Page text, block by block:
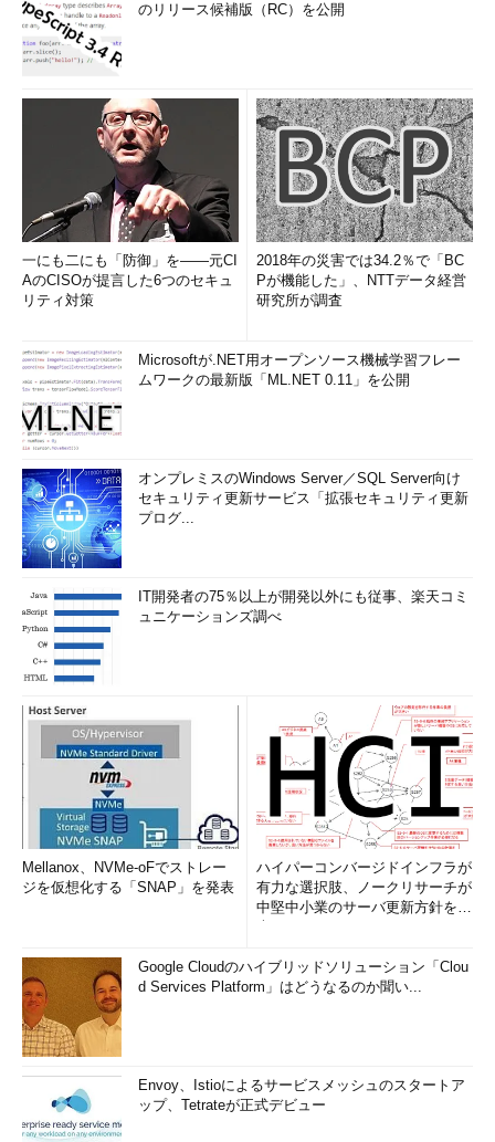
のリリース候補版（RC）を公開
一にも二にも「防御」を――元CI
AのCISOが提言した6つのセキュ
リティ対策
2018年の災害では34.2％で「BC
Pが機能した」、NTTデータ経営
研究所が調査
Microsoftが.NET用オープンソース機械学習フレー
ムワークの最新版「ML.NET 0.11」を公開
オンプレミスのWindows Server／SQL Server向け
セキュリティ更新サービス「拡張セキュリティ更新
プログ...
IT開発者の75％以上が開発以外にも従事、楽天コミ
ュニケーションズ調べ
Mellanox、NVMe-oFでストレー
ジを仮想化する「SNAP」を発表
ハイパーコンバージドインフラが
有力な選択肢、ノークリサーチが
中堅中小業のサーバ更新方針を調
Google Cloudのハイブリッドソリューション「Clou
d Services Platform」はどうなるのか聞い...
Envoy、Istioによるサービスメッシュのスタートア
ップ、Tetrateが正式デビュー